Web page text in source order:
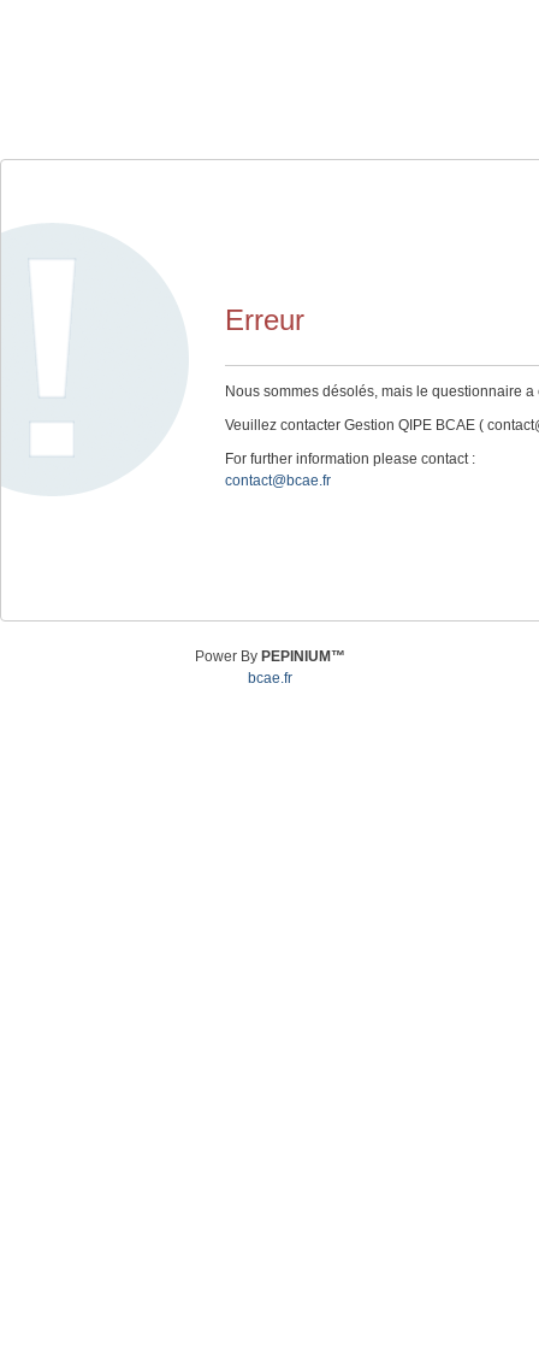
Erreur
Nous sommes désolés, mais le questionnaire
Veuillez contacter Gestion QIPE BCAE (
For further information please contact :
contact@bcae.fr
Power By PEPINIUM™
bcae.fr